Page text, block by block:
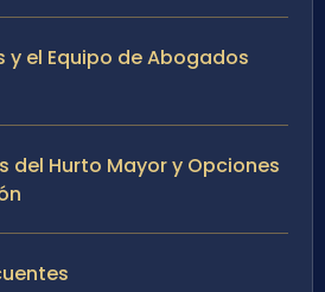
y el Equipo de Abogados
del Hurto Mayor y Opciones